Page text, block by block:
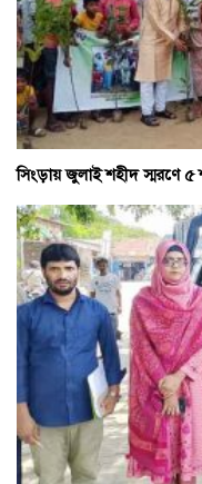
সিংড়ায় জুলাই শহীদ স্মরণে ৫